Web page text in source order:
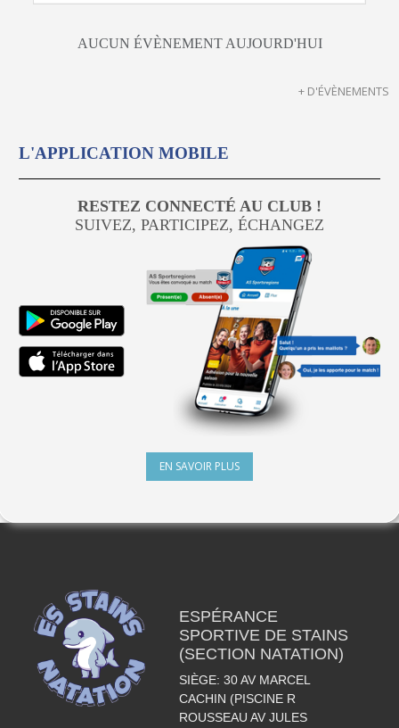
AUCUN ÉVÈNEMENT AUJOURD'HUI
+ D'ÉVÈNEMENTS
L'APPLICATION MOBILE
RESTEZ CONNECTÉ AU CLUB !
SUIVEZ, PARTICIPEZ, ÉCHANGEZ
EN SAVOIR PLUS
ESPÉRANCE
SPORTIVE DE STAINS
(SECTION NATATION)
SIÈGE: 30 AV MARCEL
CACHIN (PISCINE R
ROUSSEAU AV JULES